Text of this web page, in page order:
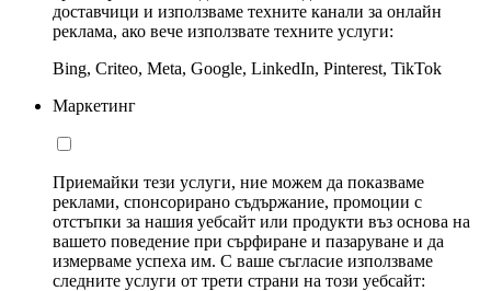
доставчици и използваме техните канали за онлайн
реклама, ако вече използвате техните услуги:
Bing, Criteo, Meta, Google, LinkedIn, Pinterest, TikTok
Маркетинг
Приемайки тези услуги, ние можем да показваме
реклами, спонсорирано съдържание, промоции с
отстъпки за нашия уебсайт или продукти въз основа на
вашето поведение при сърфиране и пазаруване и да
измерваме успеха им. С ваше съгласие използваме
следните услуги от трети страни на този уебсайт: